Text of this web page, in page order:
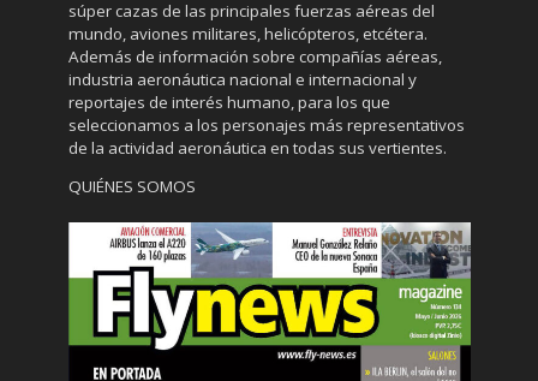
súper cazas de las principales fuerzas aéreas del
mundo, aviones militares, helicópteros, etcétera.
Además de información sobre compañías aéreas,
industria aeronáutica nacional e internacional y
reportajes de interés humano, para los que
seleccionamos a los personajes más representativos
de la actividad aeronáutica en todas sus vertientes.
QUIÉNES SOMOS